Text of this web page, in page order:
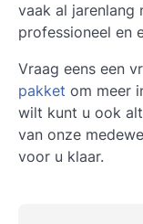
vaak al jarenlang
professioneel en
Vraag eens een
pakket om meer
wilt kunt u ook
van onze
voor u klaar.